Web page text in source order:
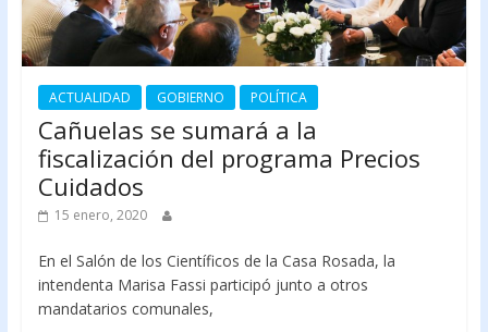
ACTUALIDAD GOBIERNO POLÍTICA
Cañuelas se sumará a la
fiscalización del programa Precios
Cuidados
15 enero, 2020
En el Salón de los Científicos de la Casa Rosada, la
intendenta Marisa Fassi participó junto a otros
mandatarios comunales,